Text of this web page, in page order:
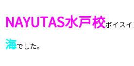
NAYUTAS水戸校ボイス
海でした。